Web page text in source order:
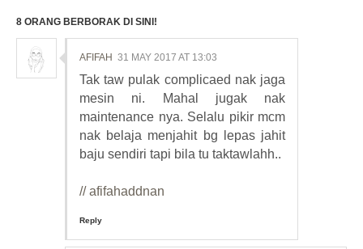
8 ORANG BERBORAK DI SINI!
AFIFAH 31 MAY 2017 AT 13:03
Tak taw pulak complicaed nak jaga
mesin ni. Mahal jugak nak
maintenance nya. Selalu pikir mcm
nak belaja menjahit bg lepas jahit
baju sendiri tapi bila tu taktawlahh..
// afifahaddnan
Reply